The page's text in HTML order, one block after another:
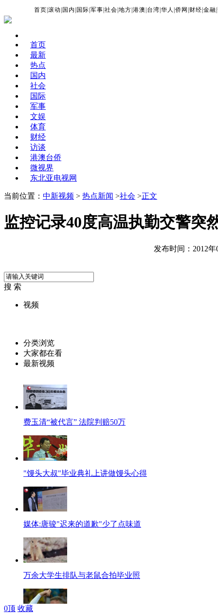
首页 |滚动 国内 国际 |军事 |社会 |地方 |港澳 台湾 |华人 |侨网 财经 |金融 |
首页
最新
热点
国内
社会
国际
军事
文娱
体育
财经
访谈
港澳台侨
微视界
东北亚电视网
当前位置： 中新视频 > 热点新闻 >社会 >正文
监控记录40度高温执勤交警突
发布时间：2012年
搜 索
视频
分类浏览
大家都在看
最新视频
费玉清“被代言” 法院判赔50万
"馒头大叔"毕业典礼上讲做馒头心得
媒体:唐骏"迟来的道歉"少了点味道
万余大学生排队与老鼠合拍毕业照
0顶 收藏